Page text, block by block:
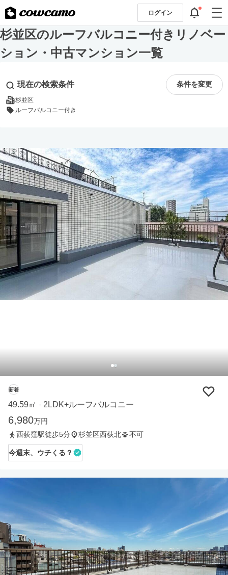
ログイン
杉並区のルーフバルコニー付きリノベー
ション・中古マンション一覧
現在の検索条件 条件を変更
杉並区
ルーフバルコニー付き
新着
49.59㎡ ・ 2LDK+ルーフバルコニー
6,980万円
西荻窪駅徒歩5分
杉並区西荻北 不可
今週末、ウチくる？